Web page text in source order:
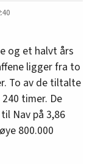
og et halvt års
ligger fra to
To av de tiltalte
timer. De
Nav på 3,86
800.000